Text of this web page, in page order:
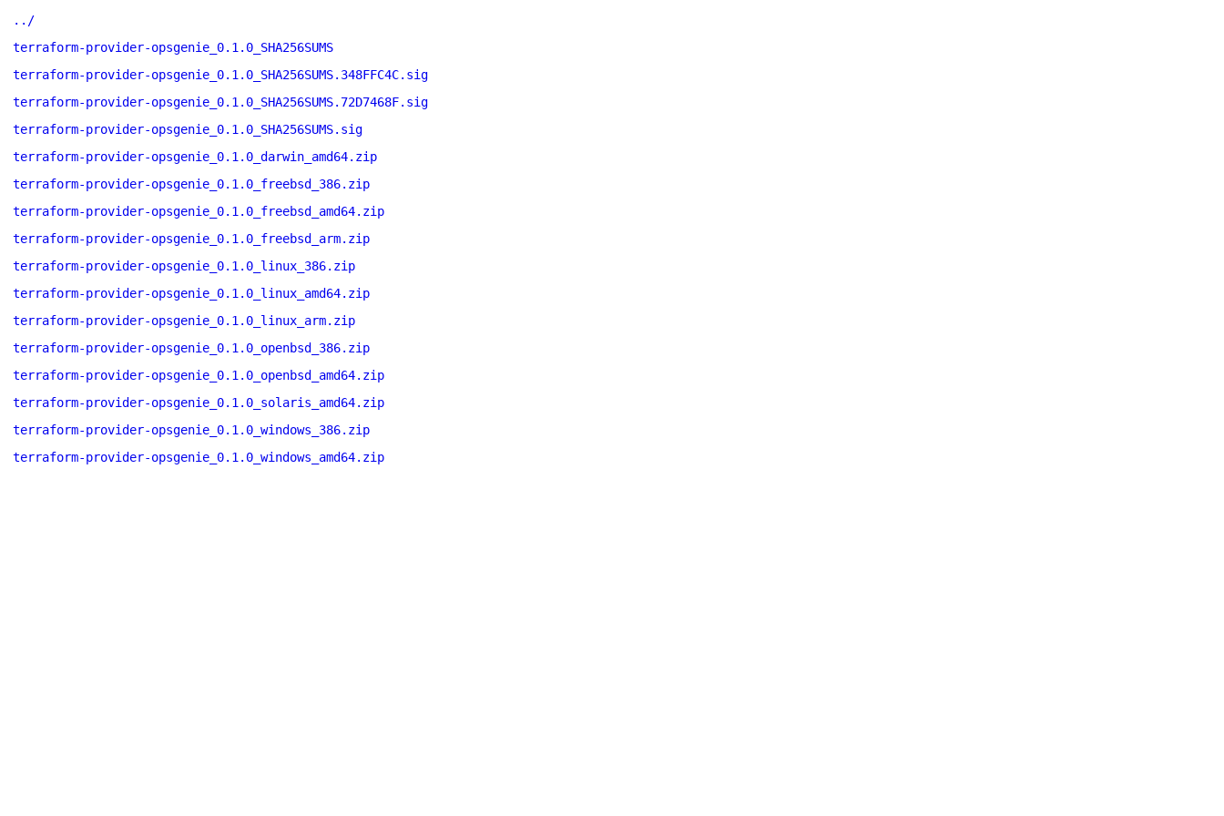
../
terraform-provider-opsgenie_0.1.0_SHA256SUMS
terraform-provider-opsgenie_0.1.0_SHA256SUMS.348FFC4C.sig
terraform-provider-opsgenie_0.1.0_SHA256SUMS.72D7468F.sig
terraform-provider-opsgenie_0.1.0_SHA256SUMS.sig
terraform-provider-opsgenie_0.1.0_darwin_amd64.zip
terraform-provider-opsgenie_0.1.0_freebsd_386.zip
terraform-provider-opsgenie_0.1.0_freebsd_amd64.zip
terraform-provider-opsgenie_0.1.0_freebsd_arm.zip
terraform-provider-opsgenie_0.1.0_linux_386.zip
terraform-provider-opsgenie_0.1.0_linux_amd64.zip
terraform-provider-opsgenie_0.1.0_linux_arm.zip
terraform-provider-opsgenie_0.1.0_openbsd_386.zip
terraform-provider-opsgenie_0.1.0_openbsd_amd64.zip
terraform-provider-opsgenie_0.1.0_solaris_amd64.zip
terraform-provider-opsgenie_0.1.0_windows_386.zip
terraform-provider-opsgenie_0.1.0_windows_amd64.zip